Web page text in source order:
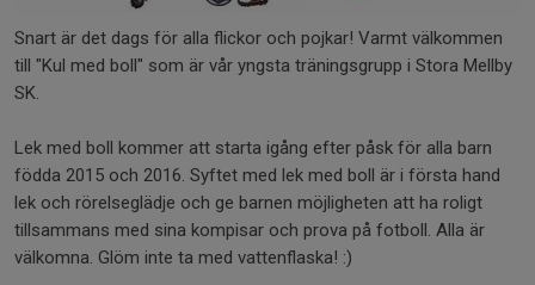
Snart är det dags för alla flickor och pojkar! Varmt välkommen
till "Kul med boll" som är vår yngsta träningsgrupp i Stora Mellby
SK.
Lek med boll kommer att starta igång efter påsk för alla barn
födda 2015 och 2016. Syftet med lek med boll är i första hand
lek och rörelseglädje och ge barnen möjligheten att ha roligt
tillsammans med sina kompisar och prova på fotboll. Alla är
välkomna. Glöm inte ta med vattenflaska! :)